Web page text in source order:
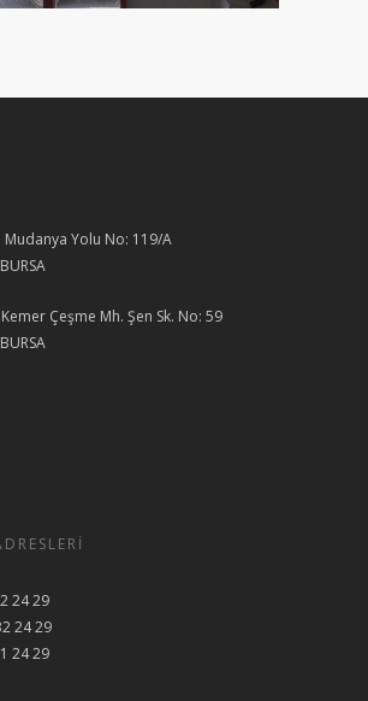
Mudanya Yolu No: 119/A
Çeşme Mh. Şen Sk. No: 59
24 29
24 29
24 29